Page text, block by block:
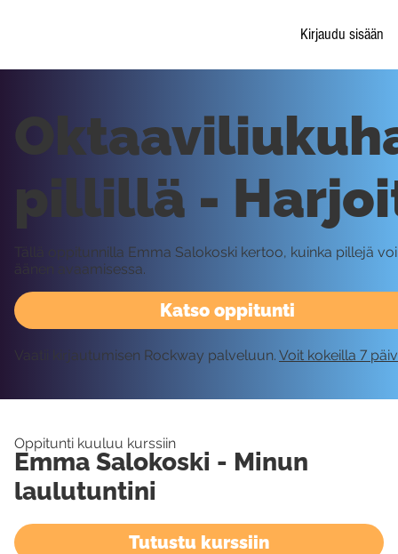
Kirjaudu sisään
Katso oppitunti
pillillä -
Tällä oppitunnilla Emma Salokoski kertoo, kuinka pillejä
äänen avaamisessa.
Vaatii kirjautumisen Rockway palveluun. Voit kokeilla 7
Oppitunti kuuluu kurssiin
Emma Salokoski - Minun
laulutuntini
Tutustu kurssiin